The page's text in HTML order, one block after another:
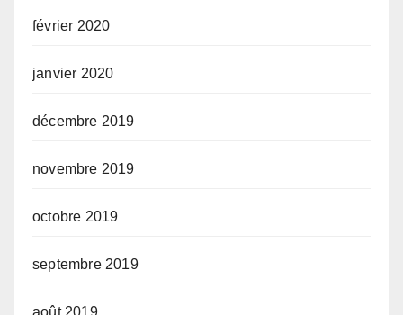
février 2020
janvier 2020
décembre 2019
novembre 2019
octobre 2019
septembre 2019
août 2019